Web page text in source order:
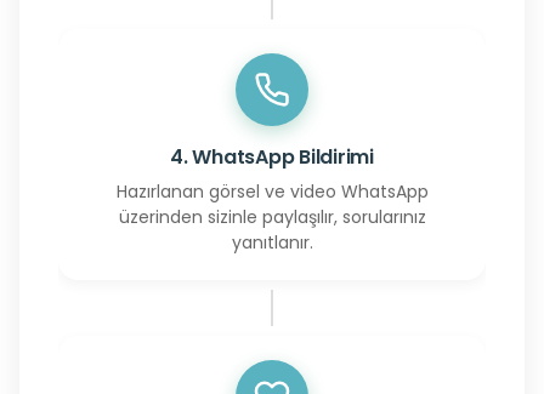
4. WhatsApp Bildirimi
Hazırlanan görsel ve video WhatsApp
üzerinden sizinle paylaşılır, sorularınız
yanıtlanır.